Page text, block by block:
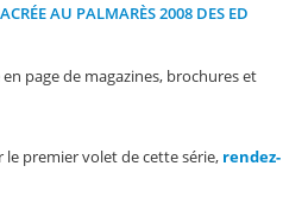
AU PALMARÈS 2008 DES ED
page de magazines, brochures et
premier volet de cette série, rendez-